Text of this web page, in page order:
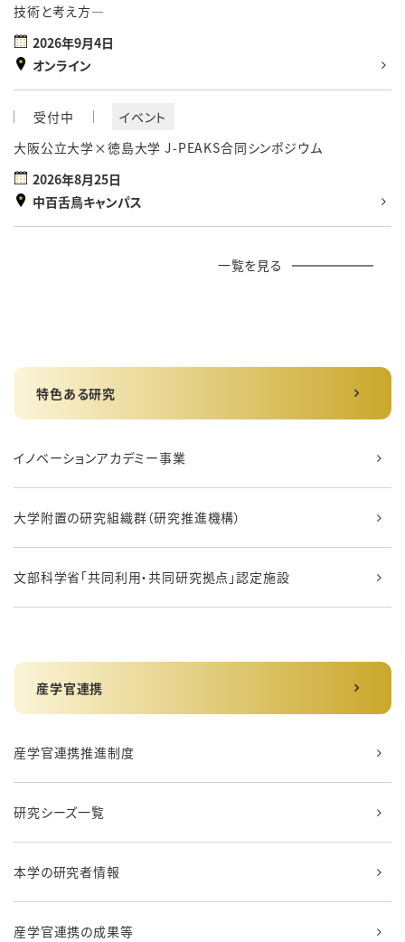
技術と考え方―
2026年9月4日
オンライン
受付中
イベント
大阪公立大学×徳島大学 J-PEAKS合同シンポジウム
2026年8月25日
中百舌鳥キャンパス
一覧を見る
特色ある研究
イノベーションアカデミー事業
大学附置の研究組織群（研究推進機構）
文部科学省「共同利用・共同研究拠点」認定施設
産学官連携
産学官連携推進制度
研究シーズ一覧
本学の研究者情報
産学官連携の成果等